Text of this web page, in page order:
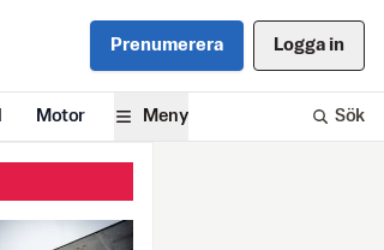
Prenumerera Logga in
Motor Meny Sök